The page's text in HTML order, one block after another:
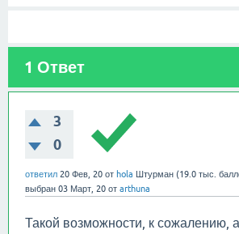
1 Ответ
3
0
ответил 20 Фев, 20 от hola Штурман (19.0 тыс.
выбран 03 Март, 20 от arthuna
Такой возможности, к сожалению,